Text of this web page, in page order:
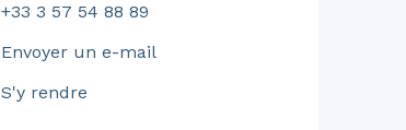
+33 3 57 54 88 89
Envoyer un e-mail
S'y rendre